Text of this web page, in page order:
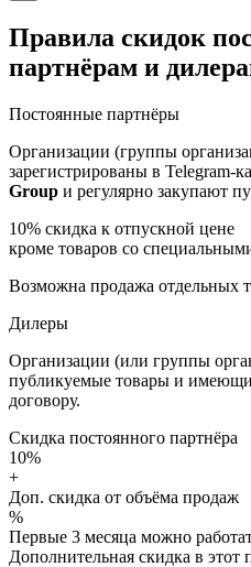
Правила скидок
партнёрам и
Постоянные партнёры
Организации (группы
зарегистрированы в Telegram-
Group и регулярно закупают
10% скидка к отпускной цене
кроме товаров со
Возможна продажа отдельных
Дилеры
Организации (или группы
публикуемые товары и
договору.
Скидка постоянного партнёра
10%
+
Доп. скидка от объёма продаж
%
Первые 3 месяца можно
Дополнительная скидка в этот